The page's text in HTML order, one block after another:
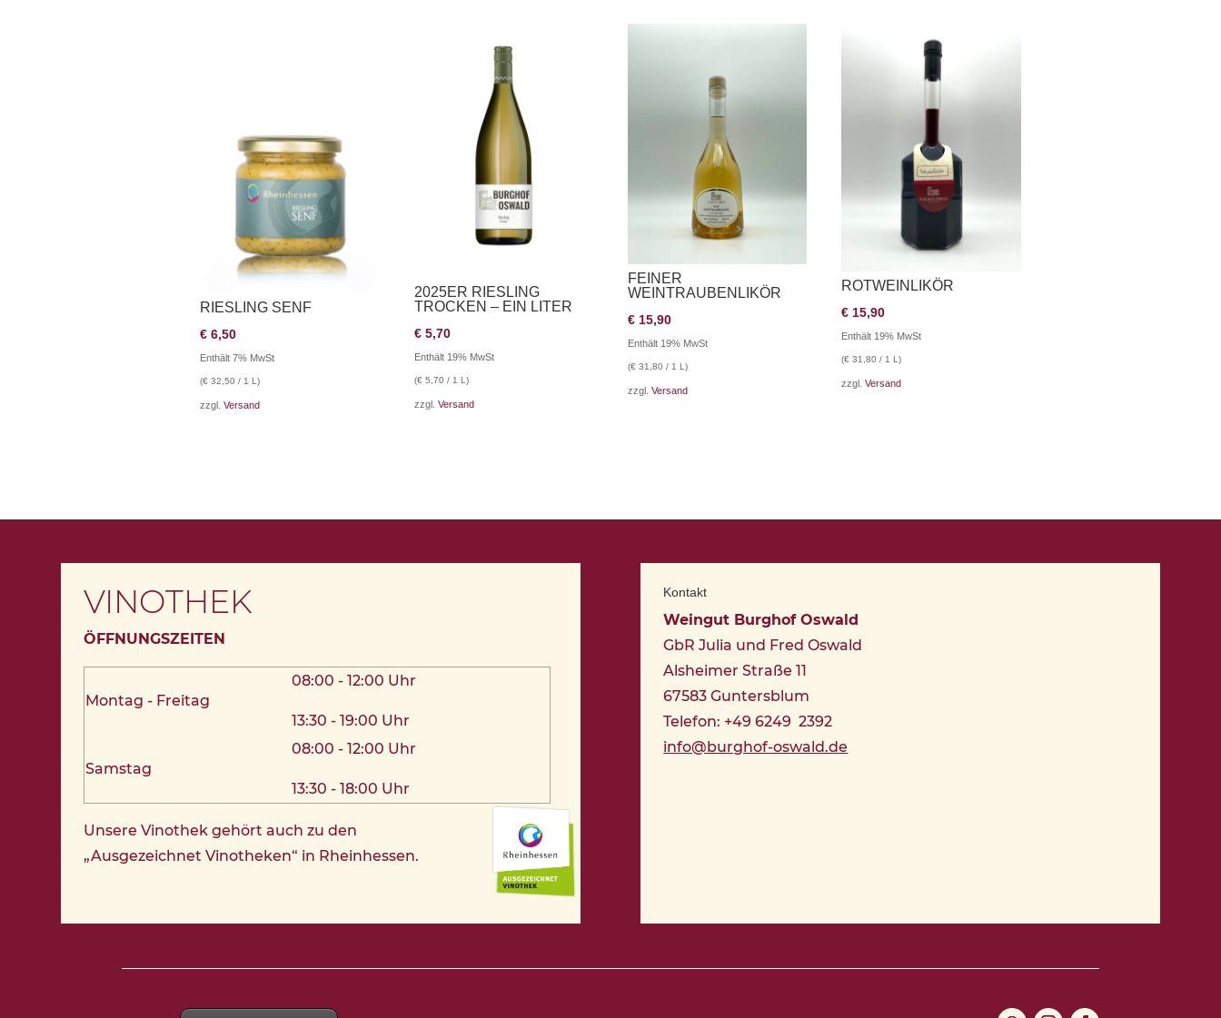
RIESLING SENF
€ 6,50
Enthält 7% MwSt
(€ 32,50 / 1 L)
zzgl.Versand
2025ER RIESLING
TROCKEN – EIN LITER
€5,70
Enthält 19% MwSt
(€5,70 / 1 L)
zzgl. Versand
FEINER
WEINTRAUBENLIKÖR
€15,90
Enthält 19% MwSt
(€31,80 / 1 L)
zzgl. Versand
ROTWEINLIKÖR
€15,90
Enthält 19% MwSt
(€31,80 / 1 L)
zzgl. Versand
VINOTHEK
ÖFFNUNGSZEITEN
Montag - Freitag
08:00 - 12:00 Uhr
13:30 - 19:00 Uhr
Samstag
08:00 - 12:00 Uhr
13:30 - 18:00 Uhr
Unsere Vinothek gehört auch zu den
„Ausgezeichnet Vinotheken“ in Rheinhessen.
Kontakt
Weingut Burghof Oswald
GbR Julia und Fred Oswald
Alsheimer Straße 11
67583 Guntersblum
Telefon: +49 6249 2392
info@burghof-oswald.de